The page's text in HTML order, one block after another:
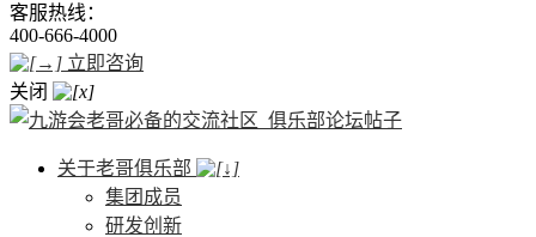
客服热线：
400-666-4000
立即咨询
关闭
关于老哥俱乐部
集团成员
研发创新